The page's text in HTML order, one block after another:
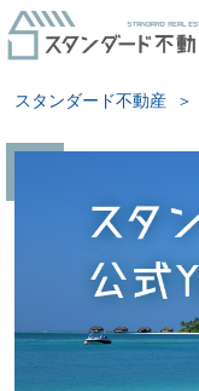
スタンダード不動産 ＞